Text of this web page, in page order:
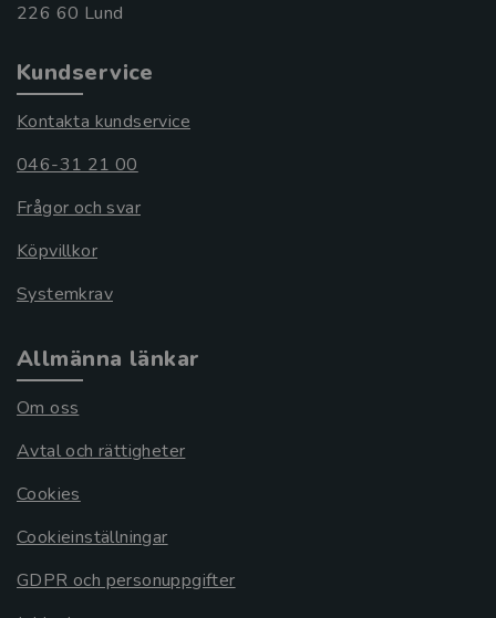
Kundservice
Kontakta kundservice
046-31 21 00
Frågor och svar
Köpvillkor
Systemkrav
Allmänna länkar
Om oss
Avtal och rättigheter
Cookies
Cookieinställningar
GDPR och personuppgifter